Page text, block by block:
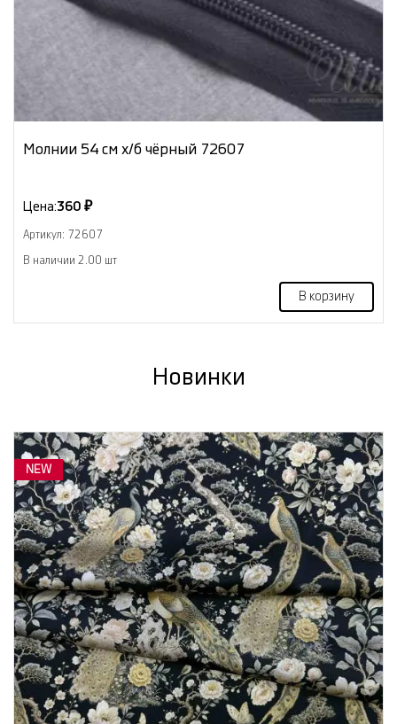
Молнии 54 см х/б чёрный 72607
Цена:360 ₽
Артикул: 72607
В наличии 2.00 шт
В корзину
Новинки
NEW